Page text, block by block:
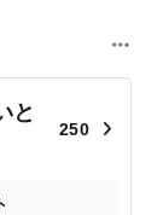
と
250